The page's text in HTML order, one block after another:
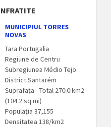
MUNICIPIUL TORRES
NOVAS
Tara Portugalia
Regiune de Centru
Subregiunea Médio Tejo
District Santarém
Suprafaţa - Total 270.0 km2
(104.2 sq mi)
Populaţia 37,155
Densitatea 138/km2